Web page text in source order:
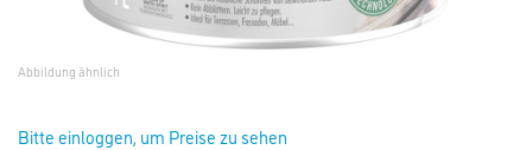
Abbildung ähnlich
Bitte einloggen, um Preise zu sehen